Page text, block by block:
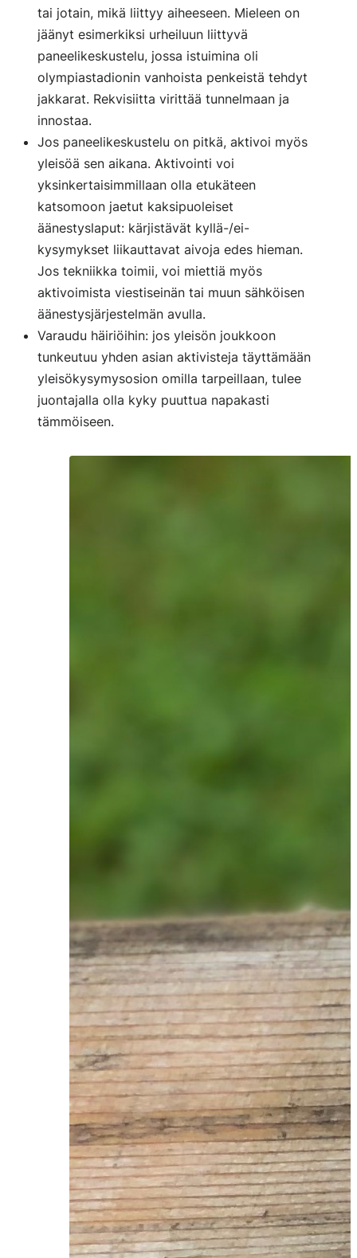
tai jotain, mikä liittyy aiheeseen. Mieleen on
jäänyt esimerkiksi urheiluun liittyvä
paneelikeskustelu, jossa istuimina oli
olympiastadionin vanhoista penkeistä tehdyt
jakkarat. Rekvisiitta virittää tunnelmaan ja
innostaa.
Jos paneelikeskustelu on pitkä, aktivoi myös
yleisöä sen aikana. Aktivointi voi
yksinkertaisimmillaan olla etukäteen
katsomoon jaetut kaksipuoleiset
äänestyslaput: kärjistävät kyllä-/ei-
kysymykset liikauttavat aivoja edes hieman.
Jos tekniikka toimii, voi miettiä myös
aktivoimista viestiseinän tai muun sähköisen
äänestysjärjestelmän avulla.
Varaudu häiriöihin: jos yleisön joukkoon
tunkeutuu yhden asian aktivisteja täyttämään
yleisökysymysosion omilla tarpeillaan, tulee
juontajalla olla kyky puuttua napakasti
tämmöiseen.